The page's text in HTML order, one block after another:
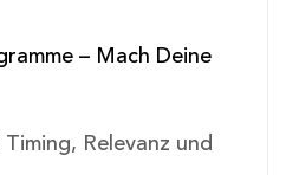
– Mach Deine
Relevanz und